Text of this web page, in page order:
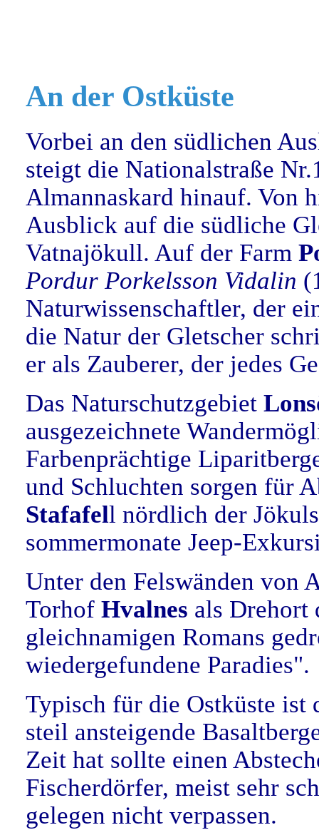
An der Ostküste
Vorbei an den südlichen
steigt die Nationalstraße
Almannaskard hinauf. Von
Ausblick auf die südliche
Vatnajökull. Auf der Farm
Pordur Porkelsson Vidalin
Naturwissenschaftler, der
die Natur der Gletscher
er als Zauberer, der jedes
Das Naturschutzgebiet
ausgezeichnete
Farbenprächtige
und Schluchten sorgen für
Stafafell nördlich der
sommermonate Jeep-
Unter den Felswänden von
Torhof Hvalnes als Drehort
gleichnamigen Romans
wiedergefundene Paradies".
Typisch für die Ostküste
steil ansteigende
Zeit hat sollte einen
Fischerdörfer, meist sehr
gelegen nicht verpassen.